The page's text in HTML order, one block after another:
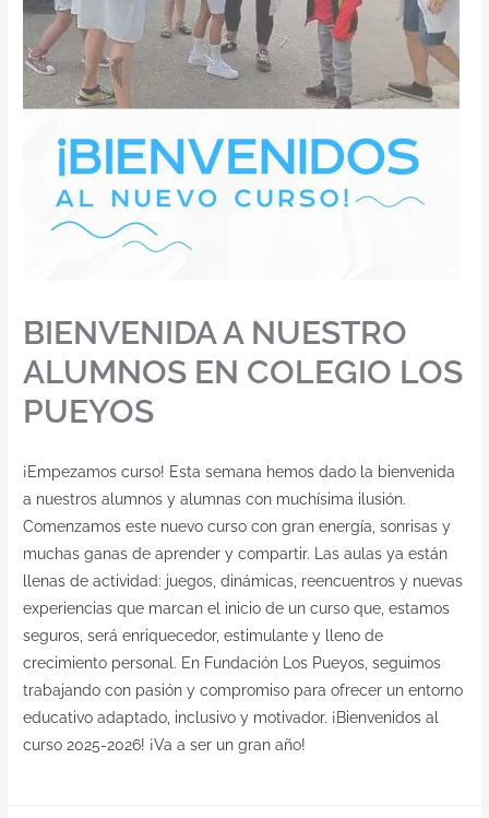
BIENVENIDA A NUESTRO
ALUMNOS EN COLEGIO LOS
PUEYOS
¡Empezamos curso! Esta semana hemos dado la bienvenida
a nuestros alumnos y alumnas con muchísima ilusión.
Comenzamos este nuevo curso con gran energía, sonrisas y
muchas ganas de aprender y compartir. Las aulas ya están
llenas de actividad: juegos, dinámicas, reencuentros y nuevas
experiencias que marcan el inicio de un curso que, estamos
seguros, será enriquecedor, estimulante y lleno de
crecimiento personal. En Fundación Los Pueyos, seguimos
trabajando con pasión y compromiso para ofrecer un entorno
educativo adaptado, inclusivo y motivador. ¡Bienvenidos al
curso 2025-2026! ¡Va a ser un gran año!